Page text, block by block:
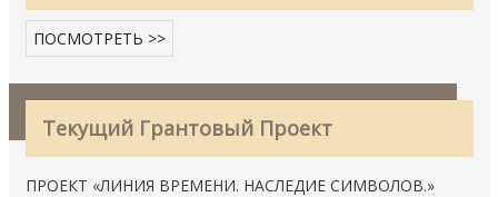
ПОСМОТРЕТЬ >>
Текущий Грантовый Проект
ПРОЕКТ «ЛИНИЯ ВРЕМЕНИ. НАСЛЕДИЕ СИМВОЛОВ.»